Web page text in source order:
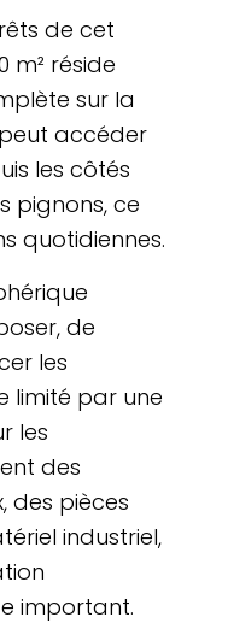
de cet
m² réside
sur la
accéder
les côtés
pignons, ce
quotidiennes.
de
les
limité par une
les
des
des pièces
industriel,
important.